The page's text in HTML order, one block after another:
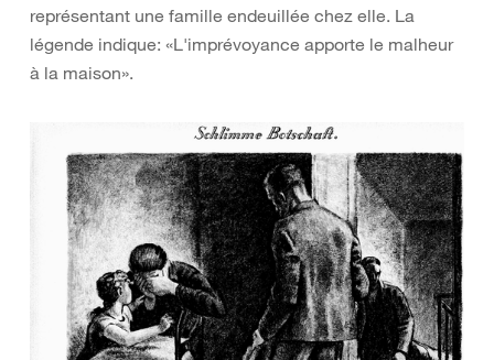
représentant une famille endeuillée chez elle. La
légende indique: «L'imprévoyance apporte le malheur
à la maison».